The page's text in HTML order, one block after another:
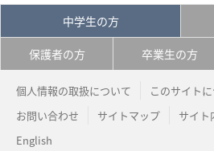
中学生の方
保護者の方 卒業生の方
個人情報の取扱について このサイト
お問い合わせ
サイトマップ サイト
English